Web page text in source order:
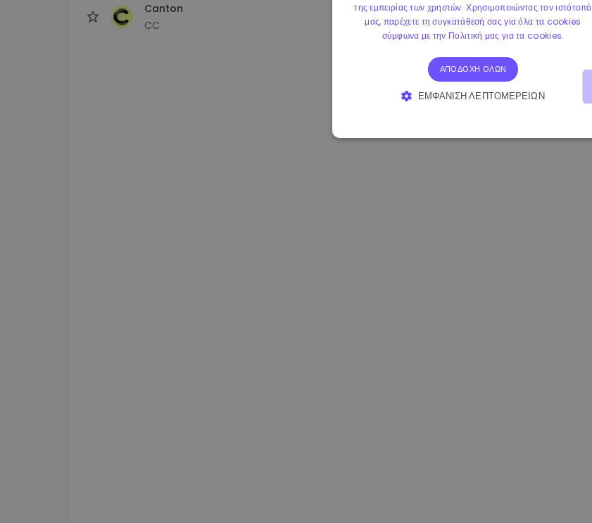
Canton
CC
0.080659000 € -4.80% 3.2B €
της εμπειρίας των χρηστών. Χρησιμοποιώντας τον ιστότοπό
μας, παρέχετε τη συγκατάθεσή σας για όλα τα cookies
σύμφωνα με την Πολιτική μας για τα cookies.
ΑΠΟΔΟΧΉ ΌΛΩΝ
ΕΜΦΆΝΙΣΗ ΛΕΠΤΟΜΕΡΕΙΏΝ